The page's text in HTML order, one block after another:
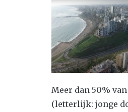
Meer dan 50%
(letterlijk: jonge